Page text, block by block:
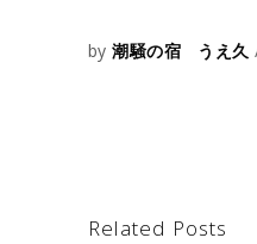
by潮騒の宿 うえ久
Related Posts